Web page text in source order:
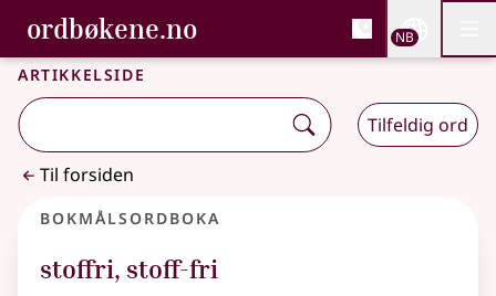
Gå til hovedinnhold
Tilgjengelighet
ordbøkene.no, Bokmålsordboka og
Bokmålsordboka og Nynorskordboka
NB
Artikkelside
Tilfeldig ord
Til forsiden
Bokmålsordboka
stoffri, stoff-fri